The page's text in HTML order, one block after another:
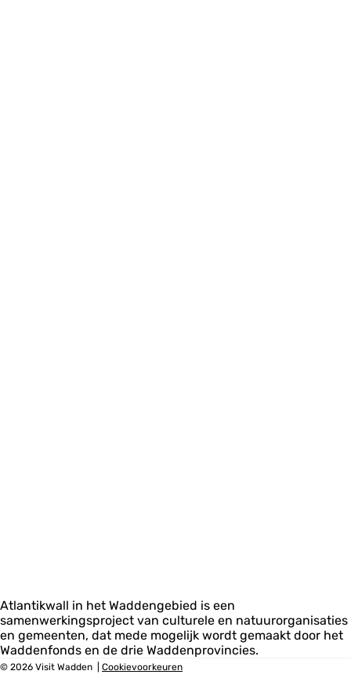
Atlantikwall in het Waddengebied is een
samenwerkingsproject van culturele en natuurorganisaties
en gemeenten, dat mede mogelijk wordt gemaakt door het
Waddenfonds en de drie Waddenprovincies.
© 2026 Visit Wadden Cookievoorkeuren